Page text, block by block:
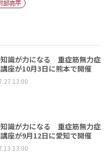
部亮平
識が力になる 重症筋無力症
座が10月3日に熊本で開催
13:00
識が力になる 重症筋無力症
座が9月12日に愛知で開催
13:00